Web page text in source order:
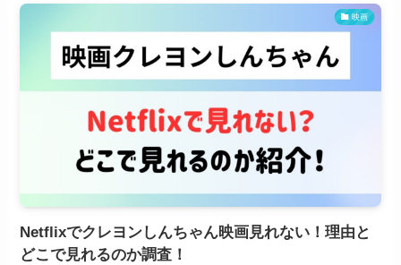
映画
Netflixでクレヨンしんちゃん映画見れない！理由と
どこで見れるのか調査！